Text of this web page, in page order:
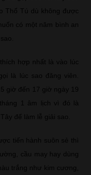
Thổ Tú dù không được
có một năm bình an
hợp nhất là vào lúc
là lúc sao đăng viên.
giờ đến 17 giờ ngày 19
1 âm lịch vì đó là
để làm lễ giải sao.
tiến hành suôn sẻ thì
cầu may hay dùng
trắng như kim cương,